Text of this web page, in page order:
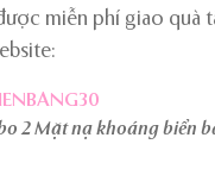
miễn phí giao quà
2 Mặt nạ khoáng biển